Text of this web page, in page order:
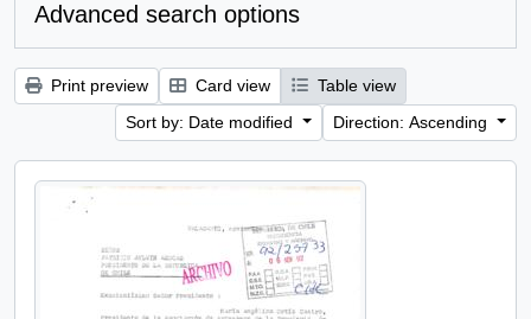
Advanced search options
Print preview Card view
Table view
Sort by: Date modified
Direction: Ascending